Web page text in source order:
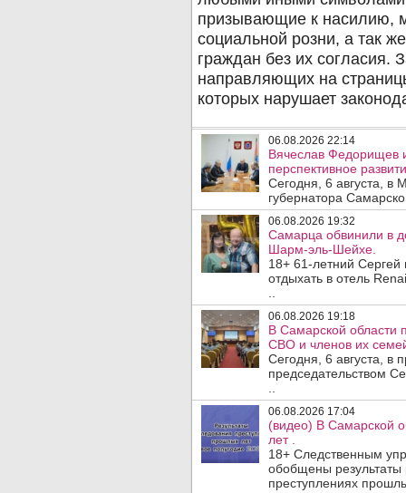
06.08.2026 22:14
Вячеслав Федорищев
перспективное
Сегодня, 6 августа, в
губернатора
06.08.2026 19:32
Самарца обвинили в
Шарм-эль-Шейхе.
18+ 61-летний
отдыхать в отель
06.08.2026 19:18
В Самарской области
СВО и членов их
Сегодня, 6 августа, в
председательством
06.08.2026 17:04
(видео) В Самарской
лет .
18+ Следственным
обобщены результаты
преступлениях